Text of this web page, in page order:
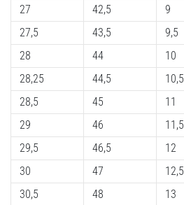
Shuttle
run
και
beep
test:
Τι
είναι
και
πώς
εκτελούνται;
Στην
πράξη,
27
27,5
28
28,25
28,5
29
29,5
30
30,5
42,5
43,5
44
44,5
45
46
46,5
47
48
9
9,5
10
10,5
11
11,5
12
12,5
13